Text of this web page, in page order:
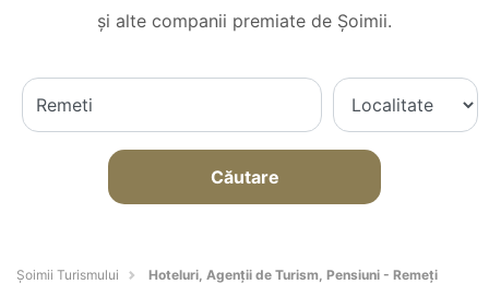
și alte companii premiate de Șoimii.
Căutare
Șoimii Turismului Hoteluri, Agenții de Turism, Pensiuni - Remeţi